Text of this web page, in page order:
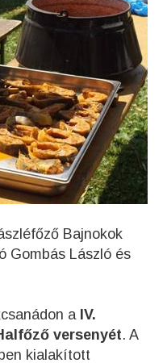
Bajnokok
Gombás László és
a IV.
versenyét. A
kialakított